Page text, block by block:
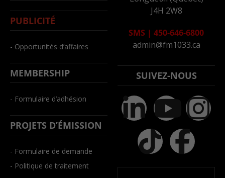
PUBLICITÉ
- Opportunités d’affaires
MEMBERSHIP
- Formulaire d’adhésion
PROJETS D’ÉMISSION
- Formulaire de demande
- Politique de traitement
J4H 2W8
SMS | 450-646-6800
admin@fm1033.ca
SUIVEZ-NOUS